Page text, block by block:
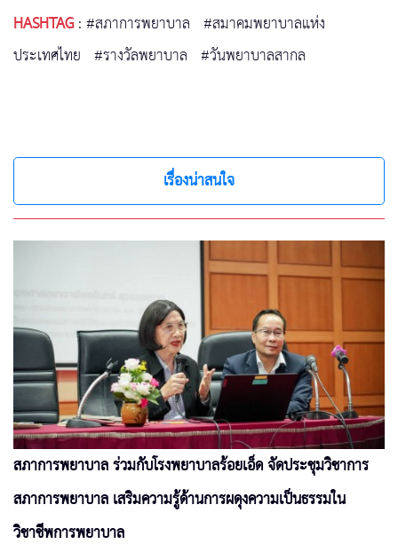
HASHTAG:#สภาการพยาบาล #สมาคมพยาบาลแห่ง
ประเทศไทย #รางวัลพยาบาล #วันพยาบาลสากล
เรื่องน่าสนใจ
สภาการพยาบาล ร่วมกับโรงพยาบาลร้อยเอ็ด จัดประชุมวิชาการ
สภาการพยาบาล เสริมความรู้ด้านการผดุงความเป็นธรรมใน
วิชาชีพการพยาบาล